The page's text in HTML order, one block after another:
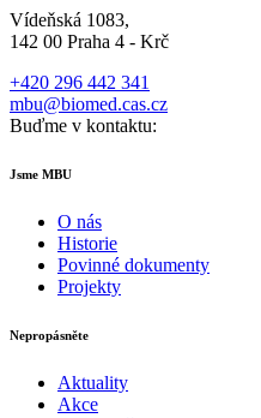
Vídeňská 1083,
142 00 Praha 4 - Krč
+420 296 442 341
mbu@biomed.cas.cz
Buďme v kontaktu:
Jsme MBU
O nás
Historie
Povinné dokumenty
Projekty
Nepropásněte
Aktuality
Akce